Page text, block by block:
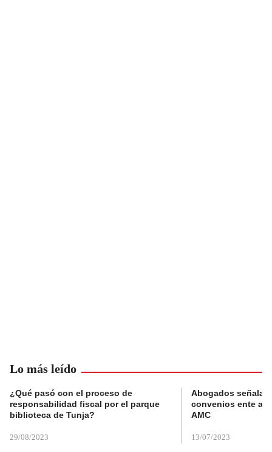
Lo más leído
¿Qué pasó con el proceso de
responsabilidad fiscal por el parque
biblioteca de Tunja?
29/08/2023
Abogados
convenios ente
AMC
13/07/2023